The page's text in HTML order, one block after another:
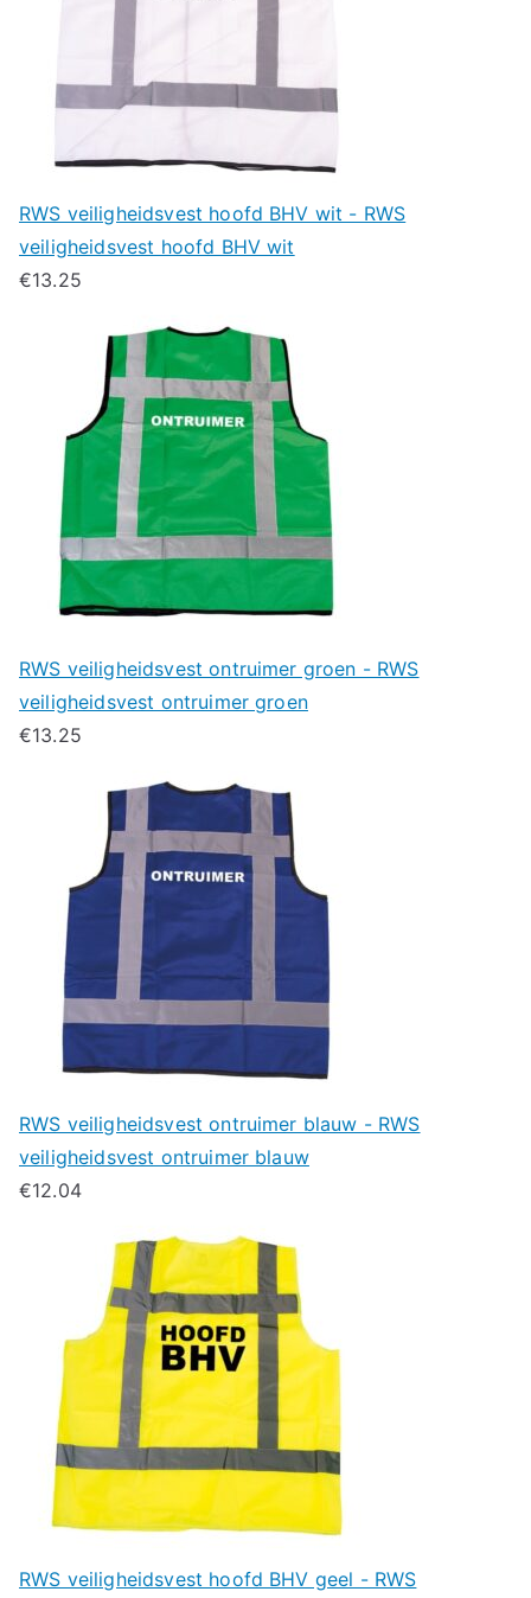
RWS veiligheidsvest hoofd BHV wit - RWS
veiligheidsvest hoofd BHV wit
€13.25
RWS veiligheidsvest ontruimer groen - RWS
veiligheidsvest ontruimer groen
€13.25
RWS veiligheidsvest ontruimer blauw - RWS
veiligheidsvest ontruimer blauw
€12.04
RWS veiligheidsvest hoofd BHV geel - RWS